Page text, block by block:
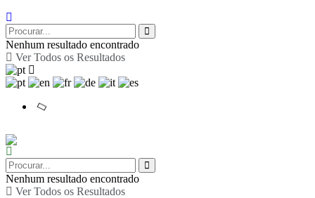
Nenhum resultado encontrado
Ver Todos os Resultados
Nenhum resultado encontrado
Ver Todos os Resultados